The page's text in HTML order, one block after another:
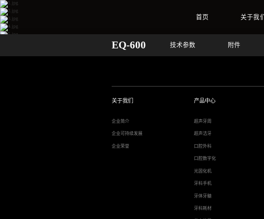
首页 关于我们
EQ-600 技术参数 附件
关于我们
企业简介
企业可持续发展
企业荣誉
产品中心
超声牙周
超声洁牙
口腔外科
口腔数字化
光固化机
牙科手机
牙体牙髓
牙科耗材